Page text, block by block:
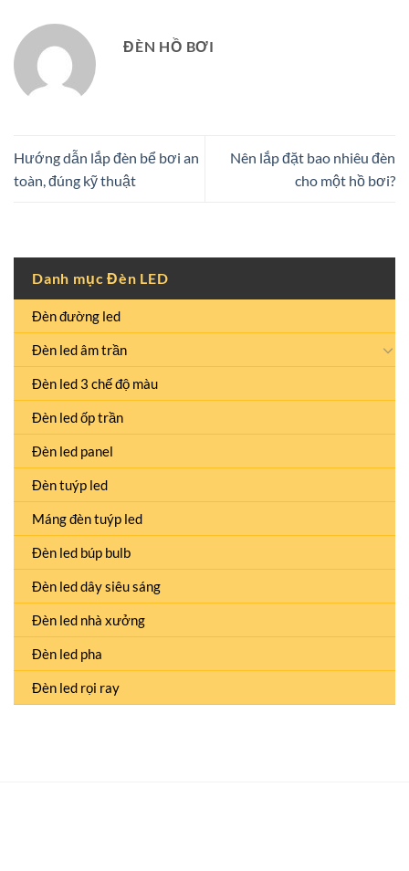
ĐÈN HỒ BƠI
Hướng dẫn lắp đèn bể bơi an
toàn, đúng kỹ thuật
Nên lắp đặt bao nhiêu đèn
cho một hồ bơi?
Danh mục Đèn LED
Đèn đường led
Đèn led âm trần
Đèn led 3 chế độ màu
Đèn led ốp trần
Đèn led panel
Đèn tuýp led
Máng đèn tuýp led
Đèn led búp bulb
Đèn led dây siêu sáng
Đèn led nhà xưởng
Đèn led pha
Đèn led rọi ray